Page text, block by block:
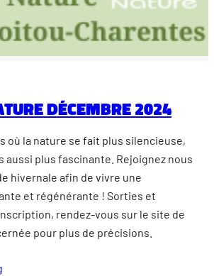
décembre 2024
où la nature se fait plus silencieuse,
aussi plus fascinante. Rejoignez nous
hivernale afin de vivre une
et régénérante ! Sorties et
rendez-vous sur le site de
pour plus de précisions.